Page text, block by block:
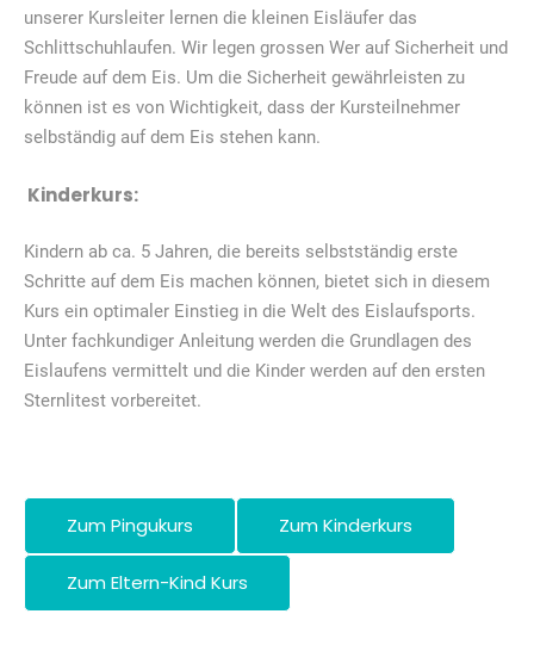
unserer Kursleiter lernen die kleinen Eisläufer das
Schlittschuhlaufen. Wir legen grossen Wer auf Sicherheit und
Freude auf dem Eis. Um die Sicherheit gewährleisten zu
können ist es von Wichtigkeit, dass der Kursteilnehmer
selbständig auf dem Eis stehen kann.
Kinderkurs:
Kindern ab ca. 5 Jahren, die bereits selbstständig erste
Schritte auf dem Eis machen können, bietet sich in diesem
Kurs ein optimaler Einstieg in die Welt des Eislaufsports.
Unter fachkundiger Anleitung werden die Grundlagen des
Eislaufens vermittelt und die Kinder werden auf den ersten
Sternlitest vorbereitet.
Zum Pingukurs Zum Kinderkurs
Zum Eltern-Kind Kurs